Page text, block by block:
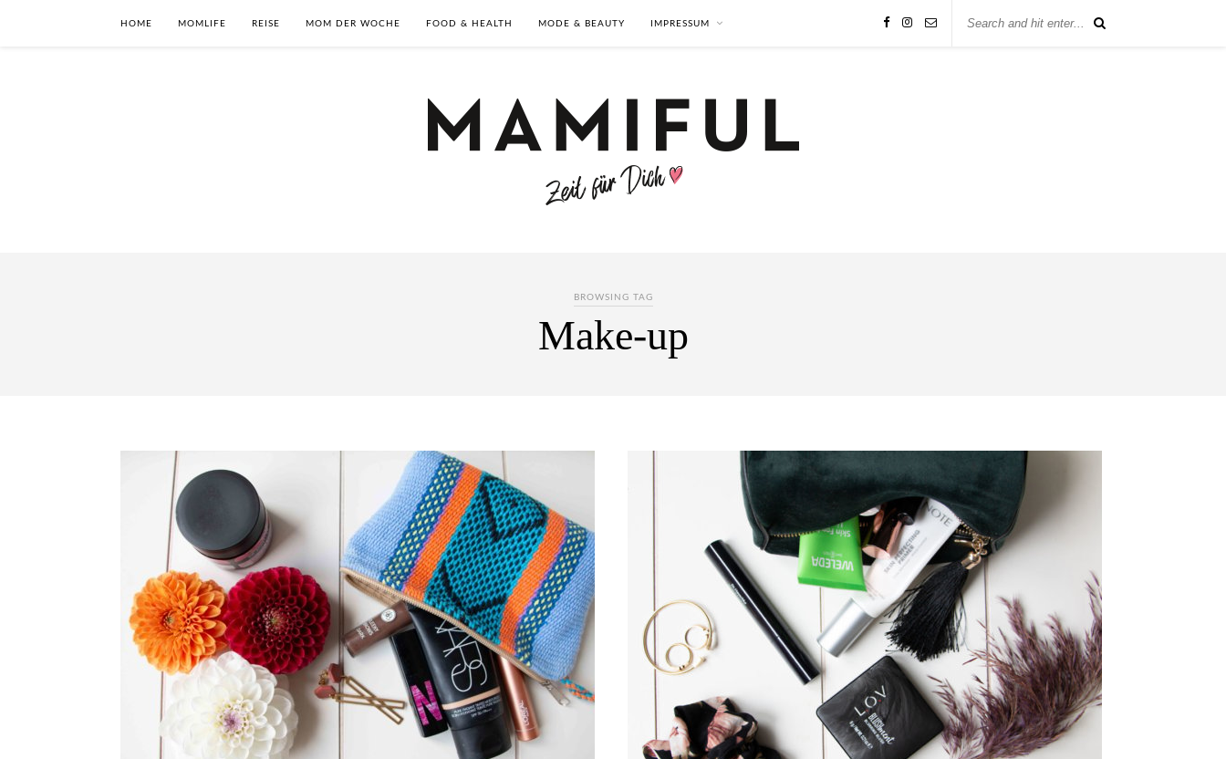
HOME MOMLIFE REISE MOM DER WOCHE FOOD & HEALTH MODE & BEAUTY IMPRESSUM
BROWSING TAG
Make-up